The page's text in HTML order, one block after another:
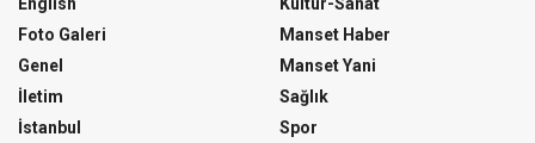
English
Foto Galeri
Genel
İletim
İstanbul
Kültür-Sanat
Manset Haber
Manset Yani
Sağlık
Spor